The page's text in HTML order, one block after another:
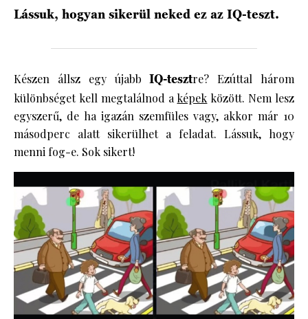
Lássuk, hogyan sikerül neked ez az IQ-teszt.
Készen állsz egy újabb IQ-tesztre? Ezúttal három
különbséget kell megtalálnod aképek között. Nem lesz
egyszerű, de ha igazán szemfüles vagy, akkor már 10
másodperc alatt sikerülhet a feladat. Lássuk, hogy
menni fog-e. Sok sikert!